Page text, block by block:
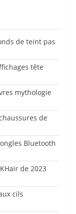
de teint pas
tête
mythologie
de
Bluetooth
de 2023
cils